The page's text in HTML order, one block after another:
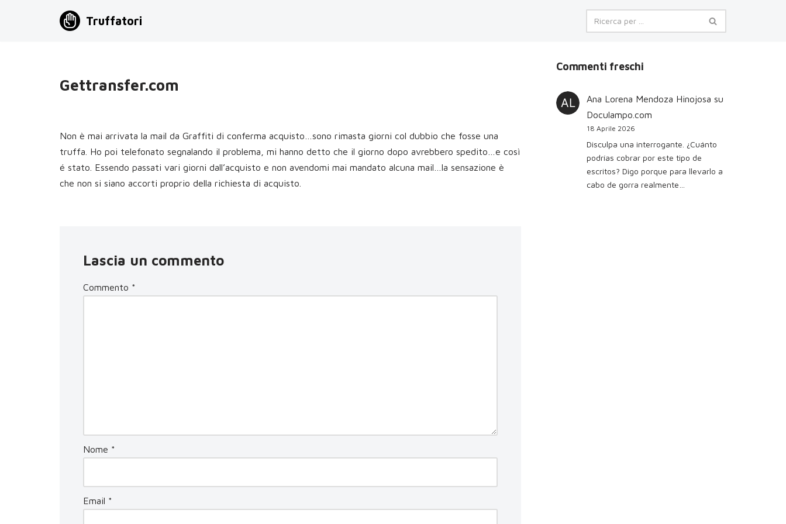
Truffatori
Gettransfer.com
Non è mai arrivata la mail da Graffiti di conferma acquisto…sono rimasta giorni col dubbio che fosse una
truffa. Ho poi telefonato segnalando il problema, mi hanno detto che il giorno dopo avrebbero spedito…e così
é stato. Essendo passati vari giorni dall’acquisto e non avendomi mai mandato alcuna mail…la sensazione è
che non si siano accorti proprio della richiesta di acquisto.
Lascia un commento
Commento *
Nome *
Email *
Commenti freschi
Ana Lorena Mendoza Hinojosa su
Doculampo.com
18 Aprile 2026
Disculpa una interrogante. ¿Cuánto
podrías cobrar por este tipo de
escritos? Digo porque para llevarlo a
cabo de gorra realmente…